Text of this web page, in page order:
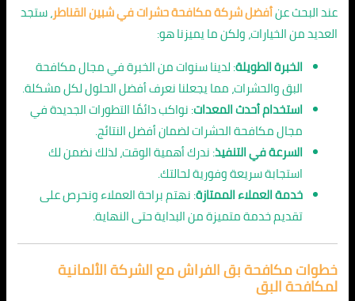
عند البحث عنأفضل شركة مكافحة حشرات في شبين القناطر، ستجد
العديد من الخيارات، ولكن ما يميزنا هو:
الخبرة الطويلة: لدينا سنوات من الخبرة في مجال مكافحة
البق والحشرات، مما يجعلنا نعرف أفضل الحلول لكل مشكلة.
استخدام أحدث المعدات: نواكب دائمًا التطورات الجديدة في
مجال مكافحة الحشرات لضمان أفضل النتائج.
السرعة في التنفيذ: ندرك أهمية الوقت، لذلك نضمن لك
استجابة سريعة وفورية لحالتك.
خدمة العملاء الممتازة: نهتم براحة العملاء ونحرص على
تقديم خدمة متميزة من البداية حتى النهاية.
خطوات مكافحة بق الفراش مع الشركة الألمانية
لمكافحة البق